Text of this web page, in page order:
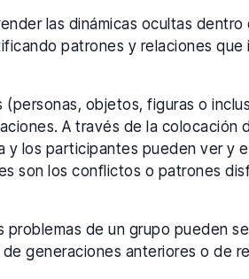
las dinámicas ocultas
patrones y relaciones que
objetos, figuras o
A través de la colocación
los participantes pueden ver y
son los conflictos o patrones
de un grupo pueden
generaciones anteriores o de